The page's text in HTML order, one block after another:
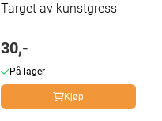
Target av kunstgress
30,-
På lager
Kjøp